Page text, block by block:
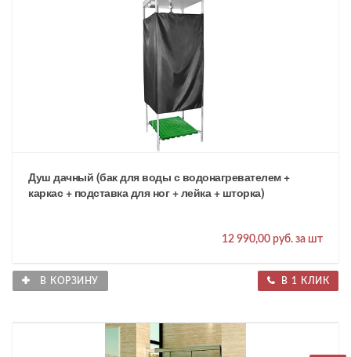
Душ дачный (бак для воды с водонагревателем +
каркас + подставка для ног + лейка + шторка)
12 990,00 руб. за шт
В КОРЗИНУ В 1 КЛИК